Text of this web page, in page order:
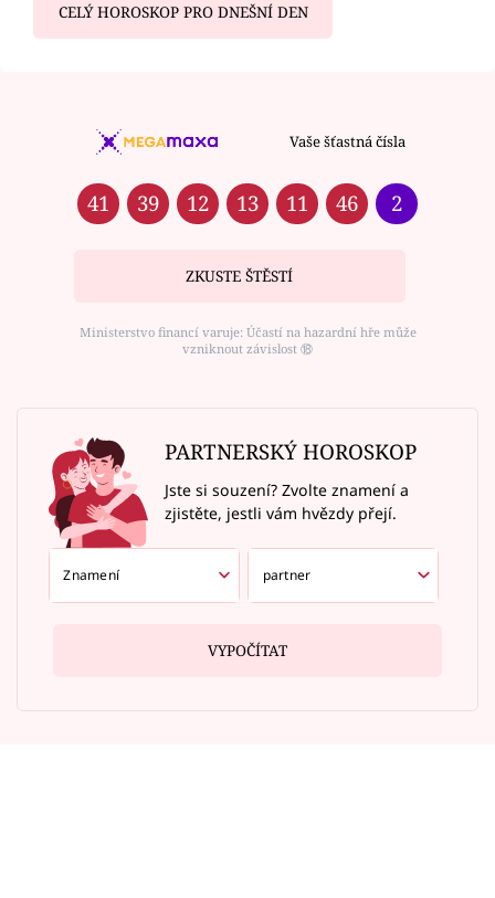
CELÝ HOROSKOP PRO DNEŠNÍ DEN
Vaše šťastná čísla
41 39 12 13 11 46 2
ZKUSTE ŠTĚSTÍ
Ministerstvo financí varuje: Účastí na hazardní hře může
vzniknout závislost ⑱
PARTNERSKÝ HOROSKOP
Jste si souzení? Zvolte znamení a
zjistěte, jestli vám hvězdy přejí.
VYPOČÍTAT